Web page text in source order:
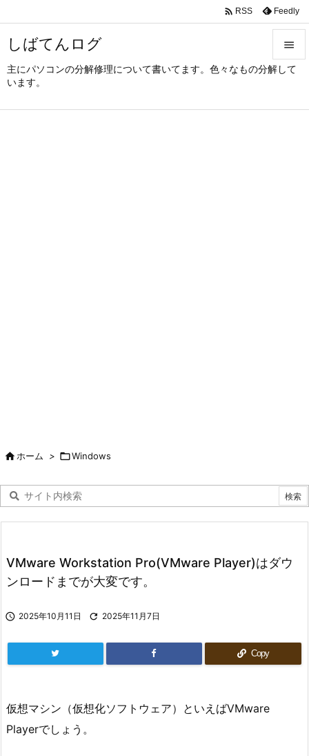
しばてんログ
主にパソコンの分解修理について書いてます。色々なもの分解して
います。



 RSS Feedly
ホーム > Windows
VMware Workstation Pro(VMware Player)はダウ
ンロードまでが大変です。
 2025年10月11日  2025年11月7日
Copy
仮想マシン（仮想化ソフトウェア）といえばVMware
Playerでしょう。